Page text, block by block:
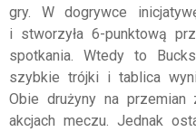
gry. W dogrywce
i stworzyła 6-punktową
spotkania. Wtedy to
szybkie trójki i tablica
Obie drużyny na przemian
akcjach meczu. Jednak